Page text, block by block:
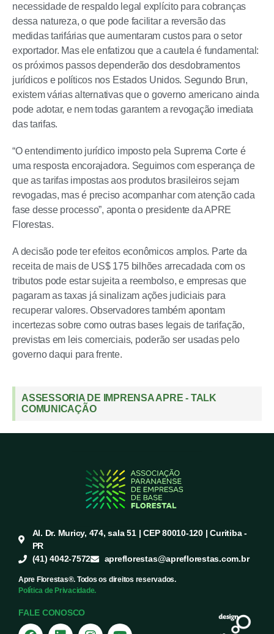
necessidade de respaldo legal explícito para cobranças
dessa natureza, o que pode facilitar a reversão das
medidas tarifárias que aumentaram custos para o setor
exportador. Mas ele enfatizou que a cautela é fundamental:
os próximos passos dependerão dos desdobramentos
jurídicos e políticos nos Estados Unidos. Segundo Brun,
existem várias alternativas que o governo americano ainda
pode adotar, e nem todas garantem a revogação imediata
das tarifas.
“O entendimento jurídico imposto pela Suprema Corte é
uma resposta encorajadora. Seguimos com esperança de
que as tarifas impostas aos produtos brasileiros sejam
revogadas, mas é preciso acompanhar com atenção cada
fase desse processo”, aponta o presidente da APRE
Florestas.
A decisão pode ter efeitos econômicos amplos. Parte da
receita de mais de US$ 175 bilhões arrecadada com os
tributos pode estar sujeita a reembolso, e empresas que
pagaram as taxas já sinalizam ações judiciais para
recuperar valores. Observadores também apontam
incertezas sobre como outras bases legais de tarifação,
previstas em leis comerciais, poderão ser usadas pelo
governo daqui para frente.
ASSESSORIA DE IMPRENSA APRE - TALK
COMUNICAÇÃO
Al. Dr. Muricy, 474, sala 51 | CEP 80010-120 | Curitiba -
PR
(41) 4042-7572
apreflorestas@apreflorestas.com.br
Apre Florestas®. Todos os direitos reservados.
Política de Privacidade.
FALE CONOSCO